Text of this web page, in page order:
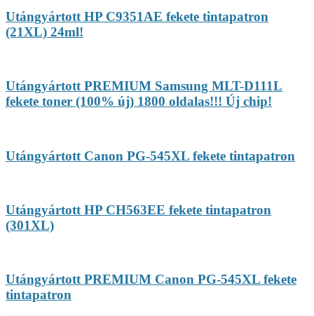
Utángyártott HP C9351AE fekete tintapatron
(21XL) 24ml!
Utángyártott PREMIUM Samsung MLT-D111L
fekete toner (100% új) 1800 oldalas!!! Új chip!
Utángyártott Canon PG-545XL fekete tintapatron
Utángyártott HP CH563EE fekete tintapatron
(301XL)
Utángyártott PREMIUM Canon PG-545XL fekete
tintapatron